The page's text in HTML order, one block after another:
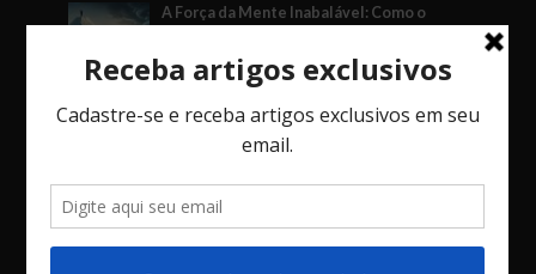
A Força da Mente Inabalável: Como o
3 comentários
Social e o Imprevisto Afetam Seu Negócio.
3 comentários
Bossa Nova Investimentos é a primeira
empresa da América latina a lançar um
fundo através de uma Criptomoeda